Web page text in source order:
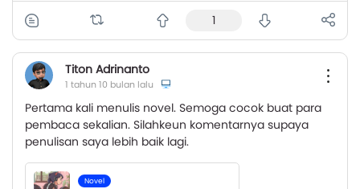
1
Titon Adrinanto
1 tahun 10 bulan lalu
Pertama kali menulis novel. Semoga cocok buat para
pembaca sekalian. Silahkeun komentarnya supaya
penulisan saya lebih baik lagi.
Novel